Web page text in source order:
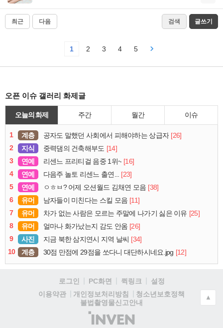
최근 다음 검색 글쓰기
1 2 3 4 5
오픈 이슈 갤러리 화제글
오늘의 화제 주간 월간 이슈
1 계층 공자도 말했던 사회에서 피해야하는 상급자 [26]
2
지식 중력댐의 건축해부도 [14]
3
연예 리센느 프리티걸 음중 1위~ [16]
4
연예 다음주 놀토 리센느 출연... [23]
5
연예 ㅇㅎㅂ? 어제 오션월드 김채연 모음 [38]
6
유머 남자들이 미친다는 스킬 모음 [11]
7
유머 차가 없는 사람은 모르는 주말에 나가기 싫은 이유 [25]
8
유머 얼마나 화가났는지 감도 안옴 [26]
9
사진 지금 북한 삼지연시 지역 날씨 [34]
10
계층 30점 만점에 29점을 쏘다니 대단하시네요.jpg [12]
로그인 PC화면 퀵링크
설정
이용약관
개인정보처리방침
청소년보호정책
불법촬영물신고안내
(주)
인
▲